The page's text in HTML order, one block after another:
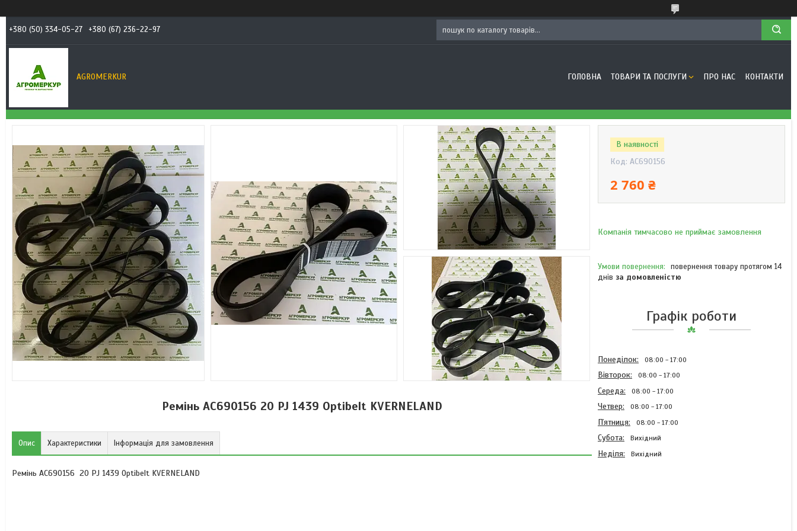
+380 (50) 334-05-27 +380 (67) 236-22-97
AGROMERKUR ГОЛОВНА ТОВАРИ ТА ПОСЛУГИ ПРО НАС КОНТАКТИ
Ремінь AC690156 20 PJ 1439 Optibelt KVERNELAND
Опис Характеристики Інформація для замовлення
Ремінь AC690156 20 PJ 1439 Optibelt KVERNELAND
В наявності
Код: AC690156
2 760 ₴
Компанія тимчасово не приймає замовлення
повернення товару протягом 14
днів за домовленістю
Графік роботи
Понеділок 08:00 17:00
Вівторок 08:00 17:00
Середа 08:00 17:00
Четвер 08:00 17:00
Пʼятниця 08:00 17:00
Субота Вихідний
Неділя Вихідний